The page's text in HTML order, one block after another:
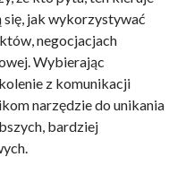
jak wykorzystywać
negocjacjach
Wybierając
z komunikacji
narzędzie do unikania
bardziej